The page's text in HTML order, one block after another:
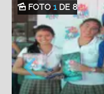
FOTO 1DE 8